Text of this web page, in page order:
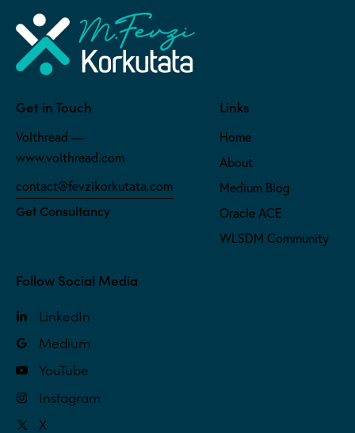
Get in Touch
Volthread —
www.volthread.com
contact@fevzikorkutata.com
Get Consultancy
Links
Home
About
Medium Blog
Oracle ACE
WLSDM Community
Follow Social Media
LinkedIn
Medium
YouTube
Instagram
X